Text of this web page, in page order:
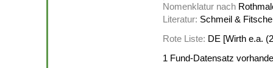
Nomenklatur nach
Literatur: Schmeil &
Rote Liste: DE [Wirth e.a.
1 Fund-Datensatz